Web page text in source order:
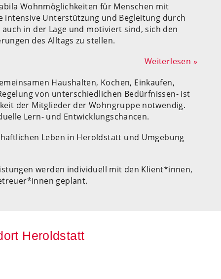
Wohnmöglichkeiten für Menschen mit
intensive Unterstützung und Begleitung durch
in der Lage und motiviert sind, sich den
des Alltags zu stellen.
Weiterlesen »
Haushalten, Kochen, Einkaufen,
von unterschiedlichen Bedürfnissen- ist
der Mitglieder der Wohngruppe notwendig.
Lern- und Entwicklungschancen.
Leben in Heroldstatt und Umgebung
werden individuell mit den Klient*innen,
geplant.
Heroldstatt